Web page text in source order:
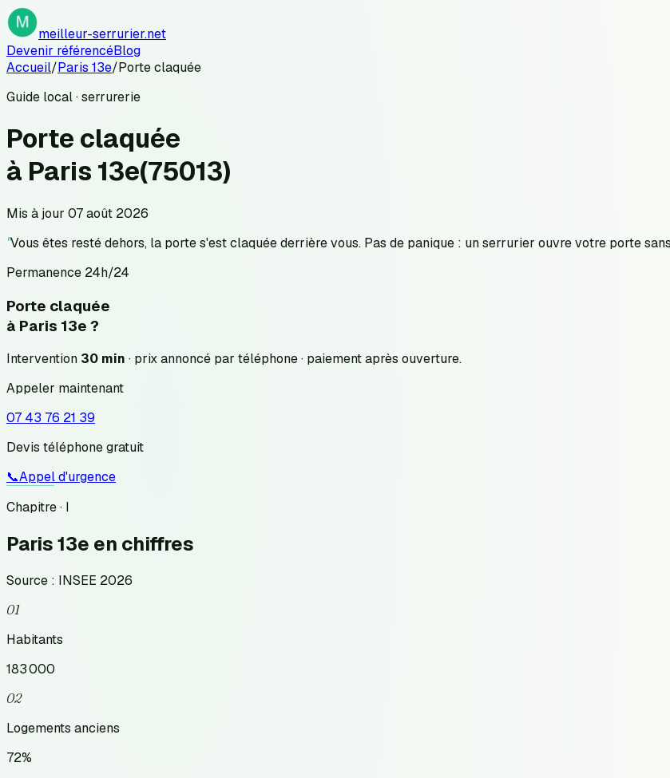
meilleur-serrurier.net
Devenir référencéBlog
Accueil/Paris 13e/Porte claquée
Guide local · serrurerie
Porte claquée
à Paris 13e(75013)
Mis à jour 07 août 2026
"Vous êtes resté dehors, la porte s'est claquée derrière vous. Pas de panique : un serrurier ouvre votre porte
Permanence 24h/24
Porte claquée
à Paris 13e ?
Intervention 30 min · prix annoncé par téléphone· paiement après ouverture.
Appeler maintenant
07 43 76 21 39
Devis téléphone gratuit
📞Appel d'urgence
Chapitre · I
Paris 13e en chiffres
Source : INSEE 2026
01
Habitants
183 000
02
Logements anciens
72%